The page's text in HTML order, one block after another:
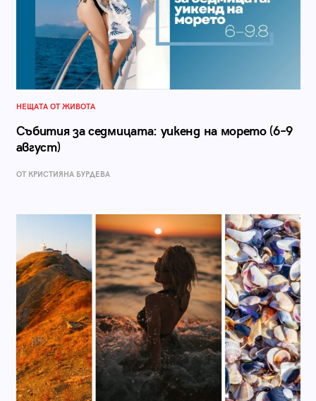
НЕЩАТА ОТ ЖИВОТА
Събития за седмицата: уикенд на морето (6–9
август)
ОТ КРИСТИЯНА БУРДЕВА